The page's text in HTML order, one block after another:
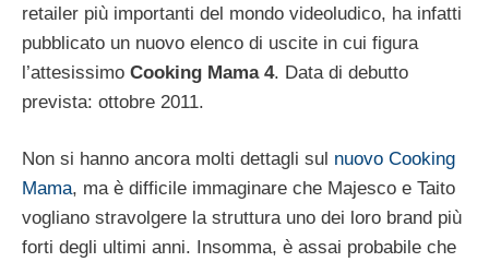
retailer più importanti del mondo videoludico, ha infatti
pubblicato un nuovo elenco di uscite in cui figura
l’attesissimo Cooking Mama 4. Data di debutto
prevista: ottobre 2011.
Non si hanno ancora molti dettagli sul nuovo Cooking
Mama, ma è difficile immaginare che Majesco e Taito
vogliano stravolgere la struttura uno dei loro brand più
forti degli ultimi anni. Insomma, è assai probabile che